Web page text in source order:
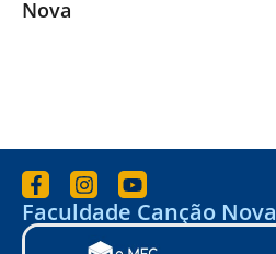
Nova
Faculdade Canção Nova